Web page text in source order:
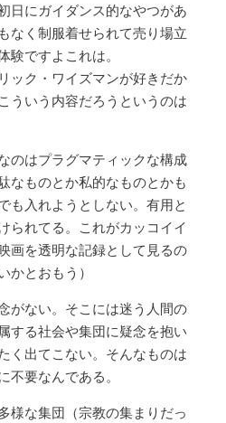
日にガイダンス的なやつがあ
なく制服着せられて売り場立
験ですよこれは。
ック・ワイズマンが好きだか
ういう内容だろうというのは
のはプラグマティックな構成
なものとか私的なものとかも
も入れようとしない。有用と
られてる。これがカッコイイ
画を透明な記録として見るの
かとおもう）
がない。そこには迷う人間の
する社会や集団に疑念を抱い
く出てこない。そんなものは
不要なんである。
様な集団（宗教の集まりだっ